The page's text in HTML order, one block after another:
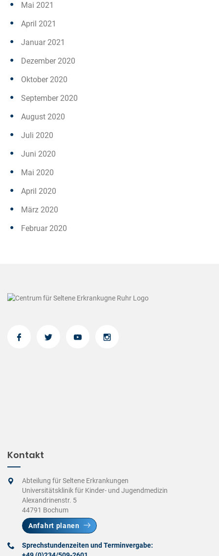
Mai 2021
April 2021
Januar 2021
Dezember 2020
Oktober 2020
September 2020
August 2020
Juli 2020
Juni 2020
Mai 2020
April 2020
März 2020
Februar 2020
Kontakt
Abteilung für Seltene Erkrankungen
Universitätsklinik für Kinder- und Jugendmedizin
Alexandrinenstr. 5
44791 Bochum
Anfahrt planen
Sprechstundenzeiten und Terminvergabe: